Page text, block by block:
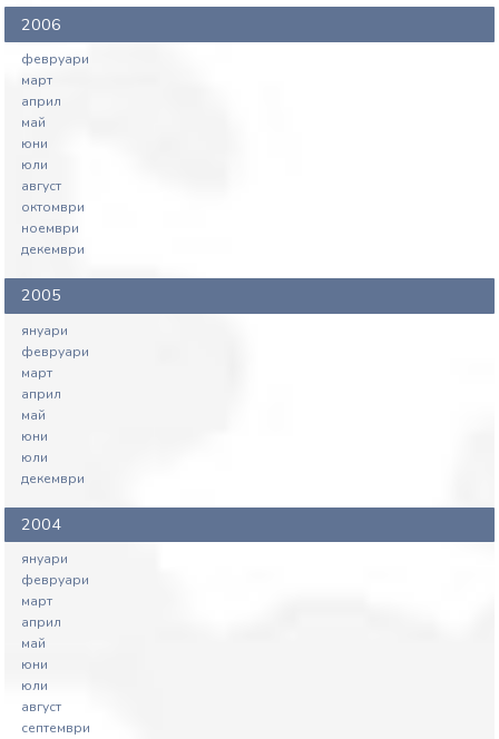
2006
февруари
март
април
май
юни
юли
август
октомври
ноември
декември
2005
януари
февруари
март
април
май
юни
юли
декември
2004
януари
февруари
март
април
май
юни
юли
август
септември